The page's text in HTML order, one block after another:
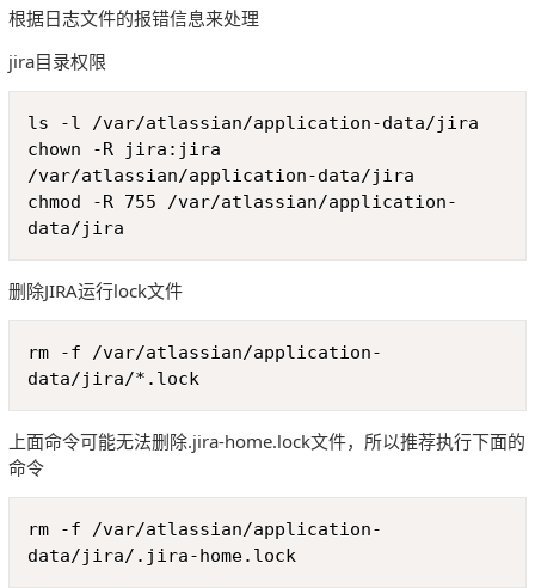
根据日志文件的报错信息来处理
jira目录权限
ls -l /var/atlassian/application-data/jira
chown -R jira:jira
/var/atlassian/application-data/jira
chmod -R 755 /var/atlassian/application-
data/jira
删除JIRA运行lock文件
rm -f /var/atlassian/application-
data/jira/*.lock
上面命令可能无法删除.jira-home.lock文件，所以推荐执行下面的
命令
rm -f /var/atlassian/application-
data/jira/.jira-home.lock